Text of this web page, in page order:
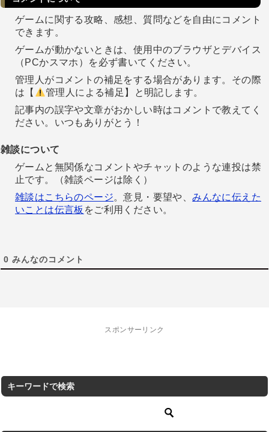
ゲームに関する攻略、感想、質問などを自由にコメント
できます。
ゲームが動かないときは、使用中のブラウザとデバイス
（PCかスマホ）を必ず書いてください。
管理人がコメントの補足をする場合があります。その際
は【
管理人による補足】と明記します。
記事内の誤字や文章がおかしい時はコメントで教えてく
ださい。いつもありがとう！
雑談について
ゲームと無関係なコメントやチャットのような連投は禁
止です。（雑談ページは除く）
雑談はこちらのページ。意見・要望や、みんなに伝えた
いことは伝言板 をご利用ください。
0 みんなのコメント
スポンサーリンク
キーワードで検索